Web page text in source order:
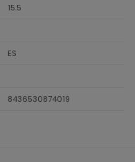
15.5
ES
8436530874019